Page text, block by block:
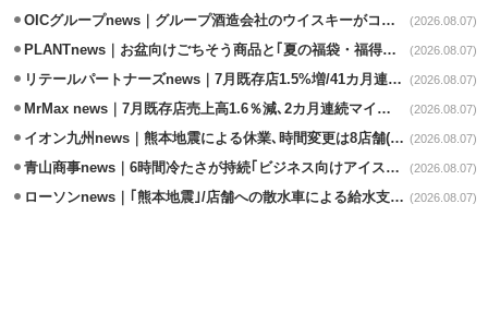
OICグループnews｜グループ酒造会社のウイスキーがコンペティション受賞 (2026.08.07)
PLANTnews｜お盆向けごちそう商品と｢夏の福袋・福得カート｣8/8から開催 (2026.08.07)
リテールパートナーズnews｜7月既存店1.5%増/41カ月連続増 (2026.08.07)
MrMax news｜7月既存店売上高1.6％減､2カ月連続マイナス (2026.08.07)
イオン九州news｜熊本地震による休業､時間変更は8店舗(8/7時点) (2026.08.07)
青山商事news｜6時間冷たさが持続｢ビジネス向けアイスベスト｣発売 (2026.08.07)
ローソンnews｜｢熊本地震｣/店舗への散水車による給水支援を開始 (2026.08.07)